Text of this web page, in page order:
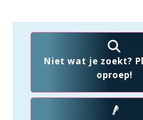
Niet wat je zoekt?
oproep!